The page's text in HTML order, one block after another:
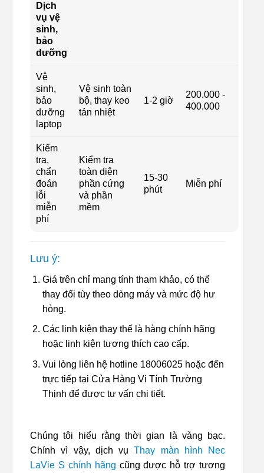
Dịch
vụ vệ
sinh,
bảo
dưỡng
Vệ
sinh,
bảo
dưỡng
laptop
Vệ sinh toàn
bộ, thay keo
tản nhiệt
1-2 giờ
200.000 -
400.000
Kiểm
tra,
chẩn
đoán
lỗi
miễn
phí
Kiểm tra
toàn diện
phần cứng
và phần
mềm
15-30
phút
Miễn phí
Lưu ý:
Giá trên chỉ mang tính tham khảo, có thể
thay đổi tùy theo dòng máy và mức độ hư
hỏng.
Các linh kiện thay thế là hàng chính hãng
hoặc linh kiện tương thích cao cấp.
Vui lòng liên hệ hotline 18006025 hoặc đến
trực tiếp tại Cửa Hàng Vi Tính Trường
Thịnh để được tư vấn chi tiết.
Chúng tôi hiểu rằng thời gian là vàng bạc.
Chính vì vậy, dịch vụThay màn hình Nec
LaVie S chính hãng cũng được hỗ trợ tương